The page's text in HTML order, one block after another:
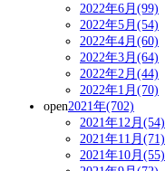
2022年6月(99)
2022年5月(54)
2022年4月(60)
2022年3月(64)
2022年2月(44)
2022年1月(70)
open2021年(702)
2021年12月(54)
2021年11月(71)
2021年10月(55)